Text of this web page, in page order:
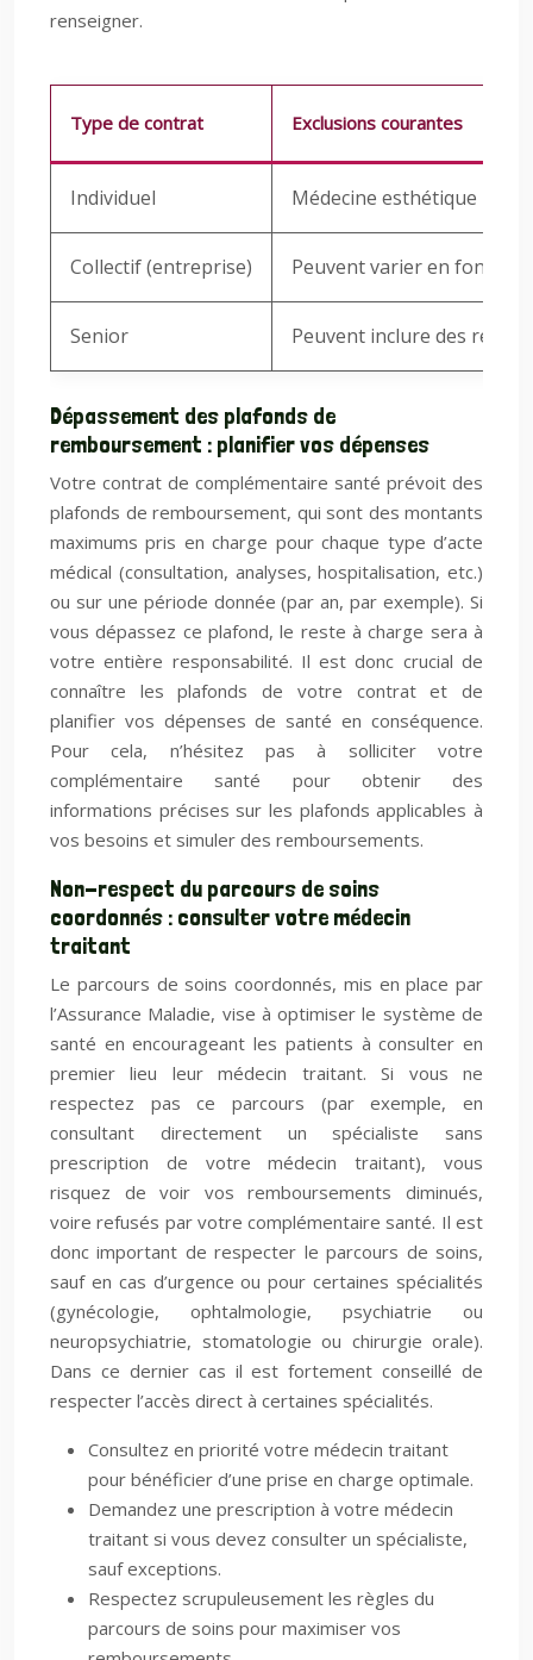
renseigner.
Type de contrat Exclusions courantes
Individuel Médecine esthétique non
Collectif (entreprise) Peuvent varier en
Senior Peuvent inclure des
Dépassement des plafonds de
remboursement : planifier vos dépenses
Votre contrat de complémentaire santé prévoit des
plafonds de remboursement, qui sont des montants
maximums pris en charge pour chaque type d’acte
médical (consultation, analyses, hospitalisation, etc.)
ou sur une période donnée (par an, par exemple). Si
vous dépassez ce plafond, le reste à charge sera à
votre entière responsabilité. Il est donc crucial de
connaître les plafonds de votre contrat et de
planifier vos dépenses de santé en conséquence.
Pour cela, n’hésitez pas à solliciter votre
complémentaire santé pour obtenir des
informations précises sur les plafonds applicables à
vos besoins et simuler des remboursements.
Non-respect du parcours de soins
coordonnés : consulter votre médecin
traitant
Le parcours de soins coordonnés, mis en place par
l’Assurance Maladie, vise à optimiser le système de
santé en encourageant les patients à consulter en
premier lieu leur médecin traitant. Si vous ne
respectez pas ce parcours (par exemple, en
consultant directement un spécialiste sans
prescription de votre médecin traitant), vous
risquez de voir vos remboursements diminués,
voire refusés par votre complémentaire santé. Il est
donc important de respecter le parcours de soins,
sauf en cas d’urgence ou pour certaines spécialités
(gynécologie, ophtalmologie, psychiatrie ou
neuropsychiatrie, stomatologie ou chirurgie orale).
Dans ce dernier cas il est fortement conseillé de
respecter l’accès direct à certaines spécialités.
Consultez en priorité votre médecin traitant
pour bénéficier d’une prise en charge optimale.
Demandez une prescription à votre médecin
traitant si vous devez consulter un spécialiste,
sauf exceptions.
Respectez scrupuleusement les règles du
parcours de soins pour maximiser vos